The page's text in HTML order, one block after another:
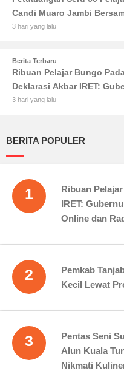
Candi Muaro Jambi
Coal Group
3 hari yang lalu
Berita Terbaru
Ribuan Pelajar Bungo
Deklarasi Akbar IRET:
Haris Sentil Bahaya Judi
3 hari yang lalu
BERITA POPULER
1
Ribuan
IRET:
Online dan
2
Pemkab
Kecil Lewat
3
Pentas Seni
Alun Kuala
Nikmati